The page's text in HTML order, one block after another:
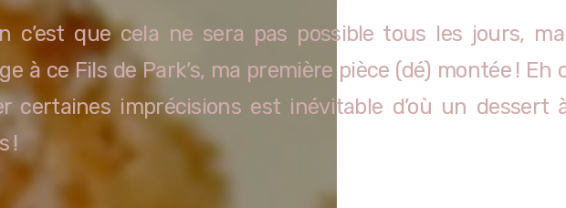
c’est que cela ne sera pas possible tous les jours,
à ce Fils de Park’s, ma première pièce (dé) montée ! Eh
certaines imprécisions est inévitable d’où un dessert
!